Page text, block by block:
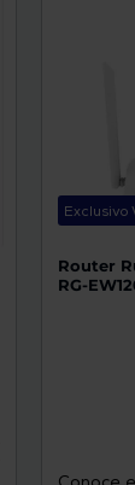
Exclusivo
Router
RG-